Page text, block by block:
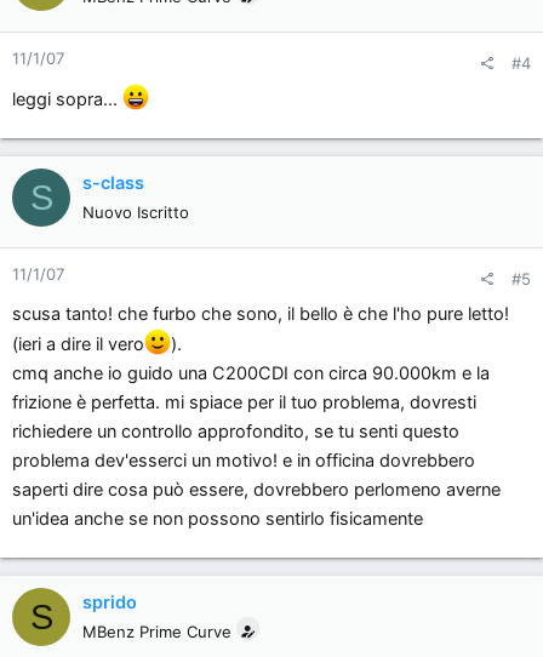
11/1/07 #4
leggi sopra...
S s-class
Nuovo Iscritto
11/1/07 #5
scusa tanto! che furbo che sono, il bello è che l'ho pure letto!
(ieri a dire il vero
).
cmq anche io guido una C200CDI con circa 90.000km e la
frizione è perfetta. mi spiace per il tuo problema, dovresti
richiedere un controllo approfondito, se tu senti questo
problema dev'esserci un motivo! e in officina dovrebbero
saperti dire cosa può essere, dovrebbero perlomeno averne
un'idea anche se non possono sentirlo fisicamente
S sprido
MBenz Prime Curve